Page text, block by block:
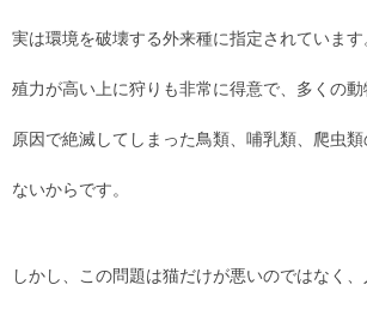
実は環境を破壊する外来種に指定されていま
殖力が高い上に狩りも非常に得意で、多くの
原因で絶滅してしまった鳥類、哺乳類、爬虫類
ないからです。
しかし、この問題は猫だけが悪いのではなく